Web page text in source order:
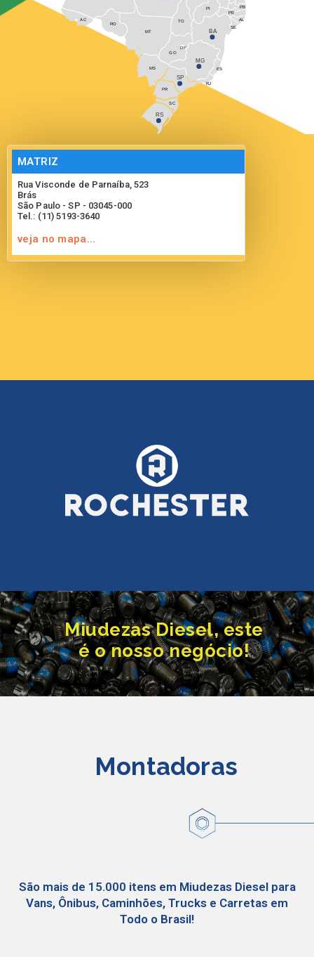
BA
SE
PE
AL
MT
RO
AC
RJ
RS
SC
PR
SP
MS
GO
MG
ES
PI
TO
PB
DF
MATRIZ
Rua Visconde de Parnaíba, 523
Brás
São Paulo - SP - 03045-000
Tel.: (11) 5193-3640
veja no mapa...
Miudezas Diesel, este
é o nosso negócio!
Montadoras
São mais de 15.000 itens em Miudezas Diesel para
Vans, Ônibus, Caminhões, Trucks e Carretas em
Todo o Brasil!